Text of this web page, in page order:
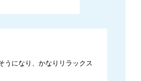
うになり、かなりリラックス